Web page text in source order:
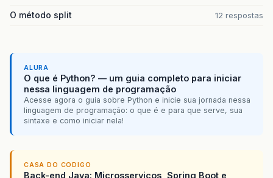
O método split 12 respostas
ALURA
O que é Python? — um guia completo para iniciar
nessa linguagem de programação
Acesse agora o guia sobre Python e inicie sua jornada nessa
linguagem de programação: o que é e para que serve, sua
sintaxe e como iniciar nela!
CASA DO CODIGO
Back-end Java: Microsservicos, Spring Boot e